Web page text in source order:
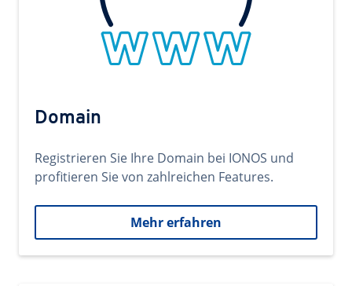
Domain
Registrieren Sie Ihre Domain bei IONOS und
profitieren Sie von zahlreichen Features.
Mehr erfahren